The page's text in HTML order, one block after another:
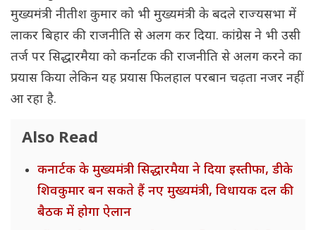
मुख्यमंत्री नीतीश कुमार को भी मुख्यमंत्री के बदले राज्यसभा में
लाकर बिहार की राजनीति से अलग कर दिया. कांग्रेस ने भी उसी
तर्ज पर सिद्धारमैया को कर्नाटक की राजनीति से अलग करने का
प्रयास किया लेकिन यह प्रयास फिलहाल परबान चढ़ता नजर नहीं
आ रहा है.
Also Read
कनार्टक के मुख्यमंत्री सिद्धारमैया ने दिया इस्तीफा, डीके
शिवकुमार बन सकते हैं नए मुख्यमंत्री, विधायक दल की
बैठक में होगा ऐलान